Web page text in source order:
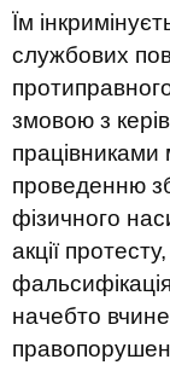
Їм
службових
змовою з
працівниками
проведенню
фізичного
акції
начебто